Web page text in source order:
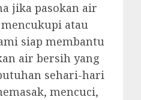
jika pasokan air
atau
siap membantu
air bersih yang
sehari-hari
mencuci,